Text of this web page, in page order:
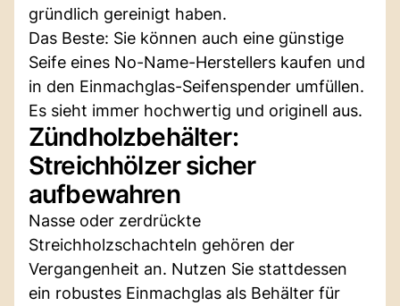
gründlich gereinigt haben.
Das Beste: Sie können auch eine günstige
Seife eines No-Name-Herstellers kaufen und
in den Einmachglas-Seifenspender umfüllen.
Es sieht immer hochwertig und originell aus.
Zündholzbehälter:
Streichhölzer sicher
aufbewahren
Nasse oder zerdrückte
Streichholzschachteln gehören der
Vergangenheit an. Nutzen Sie stattdessen
ein robustes Einmachglas als Behälter für